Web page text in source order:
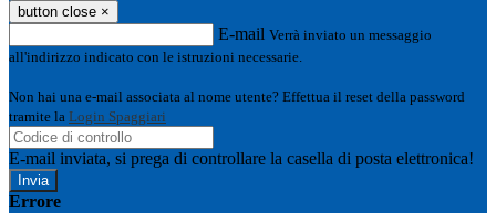
button close ×
E-mail Verrà inviato un messaggio
all'indirizzo indicato con le istruzioni necessarie.
Non hai una e-mail associata al nome utente? Effettua il reset della password
tramite la Login Spaggiari
E-mail inviata, si prega di controllare la casella di posta elettronica!
Errore